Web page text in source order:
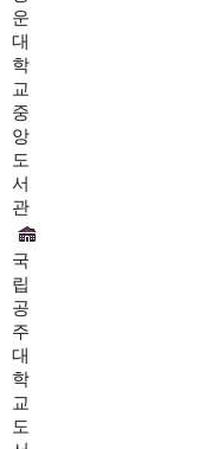
운
대
학
교
중
앙
도
서
관
국
립
공
주
대
학
교
도